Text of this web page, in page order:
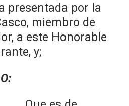
por la
miembro de
a este Honorable
y;